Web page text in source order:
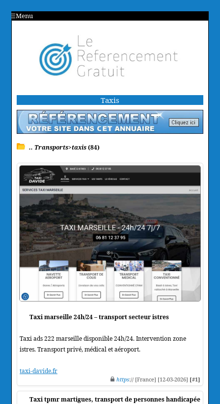
Menu
Taxis
.. Transports>taxis(84)
Taxi marseille 24h/24 – transport secteur istres
Taxi ads 222 marseille disponible 24h/24. Intervention zone
istres. Transport privé, médical et aéroport.
taxi-davide.fr
https:// [France] [12-03-2026] [#1]
Taxi tpmr martigues, transport de personnes handicapée